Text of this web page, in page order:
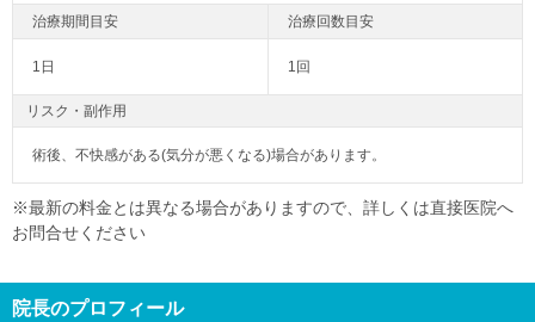
1日 1回
リスク・副作用
術後、不快感がある(気分が悪くなる)場合があります。
※最新の料金とは異なる場合がありますので、詳しくは直接医院へ
お問合せください
院長のプロフィール